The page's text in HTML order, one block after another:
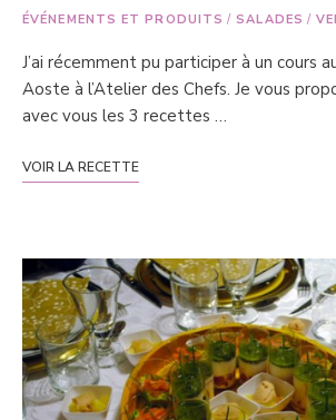
ÉVÉNEMENTS ET PRODUITS / SALADES /
J’ai récemment pu participer à un cours
Aoste à l’Atelier des Chefs. Je vous
avec vous les 3 recettes …
VOIR LA RECETTE